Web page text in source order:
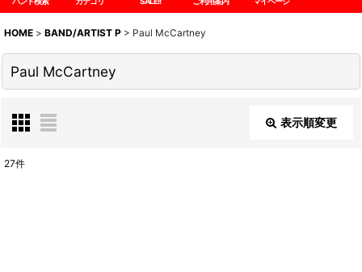
HOME > BAND/ARTIST P > Paul McCartney
Paul McCartney
表示順変更
27件